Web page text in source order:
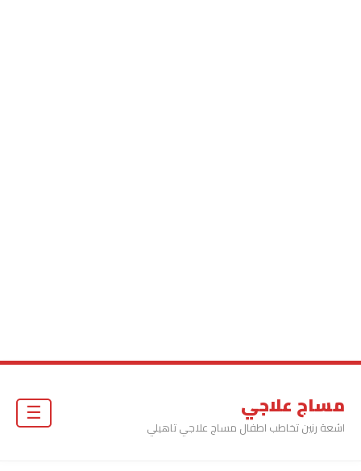
مساج علاجي
اشعة رنين تخاطب اطفال مساج علاجي تاهيلي